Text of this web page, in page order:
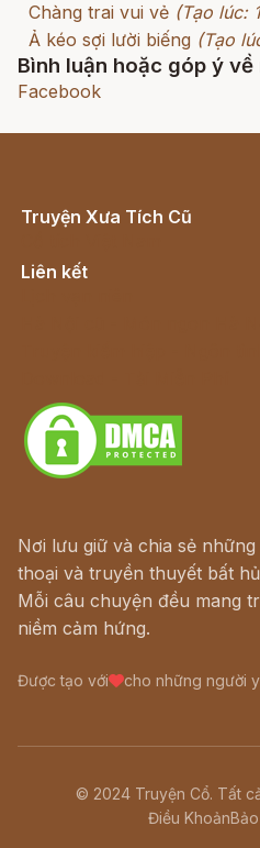
Chàng trai vui vẻ (Tạo lúc:
Ả kéo sợi lười biếng (Tạo
Bình luận hoặc góp ý về
Facebook
Truyện Xưa Tích Cũ
Liên kết
Nơi lưu giữ và chia sẻ
thoại và truyền thuyết bất
Mỗi câu chuyện đều mang
niềm cảm hứng.
Được tạo với cho những người
© 2024 Truyện Cổ. Tất
Điều Khoản